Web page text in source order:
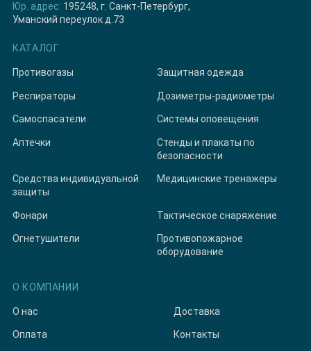
Юр. адрес: 195248, г. Санкт-Петербург,
Уманский переулок д.73
КАТАЛОГ
Противогазы Защитная одежда
Респираторы Дозиметры-радиометры
Самоспасатели Системы оповещения
Аптечки
Стенды и плакаты по
безопасности
Средства индивидуальной
защиты
Медицинские тренажеры
Фонари Тактическое снаряжение
Огнетушители
Противопожарное
оборудование
О КОМПАНИИ
О нас Доставка
Оплата Контакты